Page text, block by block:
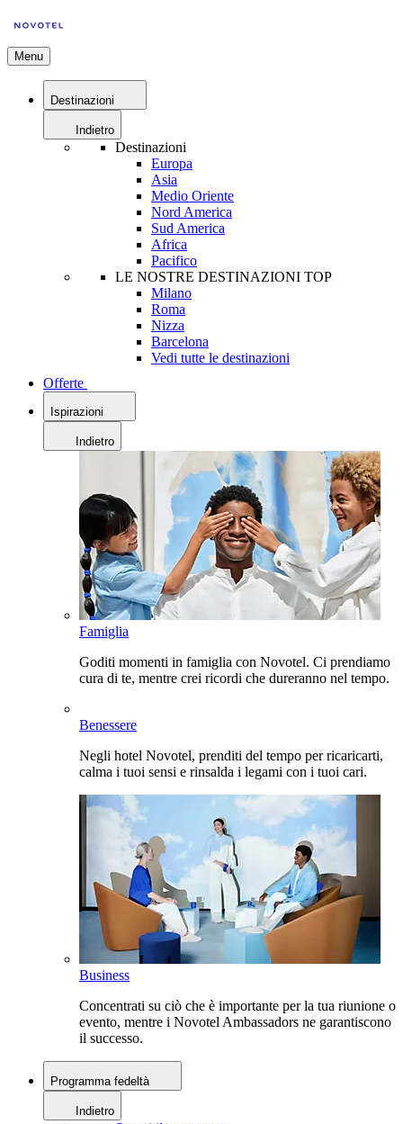
Menu
Destinazioni
Indietro
Destinazioni
Europa
Asia
Medio Oriente
Nord America
Sud America
Africa
Pacifico
LE NOSTRE DESTINAZIONI TOP
Milano
Roma
Nizza
Barcelona
Vedi tutte le destinazioni
Offerte
Ispirazioni
Indietro
Famiglia
Goditi momenti in famiglia con Novotel. Ci prendiamo
cura di te, mentre crei ricordi che dureranno nel tempo.
Benessere
Negli hotel Novotel, prenditi del tempo per ricaricarti,
calma i tuoi sensi e rinsalda i legami con i tuoi cari.
Business
Concentrati su ciò che è importante per la tua riunione o
evento, mentre i Novotel Ambassadors ne garantiscono
il successo.
Programma fedeltà
Indietro